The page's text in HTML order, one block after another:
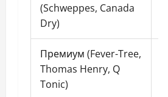
(Schweppes, Canada
Dry)
Премиум (Fever-Tree,
Thomas Henry, Q
Tonic)